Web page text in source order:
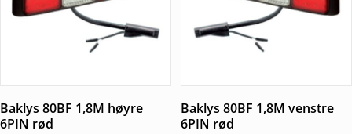
Baklys 80BF 1,8M høyre
6PIN rød
Baklys 80BF 1,8M venstre
6PIN rød